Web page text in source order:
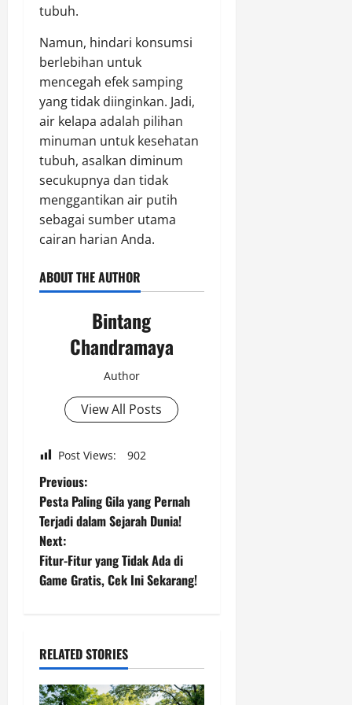
tubuh.
Namun, hindari konsumsi
berlebihan untuk
mencegah efek samping
yang tidak diinginkan. Jadi,
air kelapa adalah pilihan
minuman untuk kesehatan
tubuh, asalkan diminum
secukupnya dan tidak
menggantikan air putih
sebagai sumber utama
cairan harian Anda.
ABOUT THE AUTHOR
Bintang
Chandramaya
Author
View All Posts
Post Views: 902
P
o
s
t
a
v
Previous:
Pesta Paling Gila yang Pernah
Terjadi dalam Sejarah Dunia!
Next:
Fitur-Fitur yang Tidak Ada di
Game Gratis, Cek Ini Sekarang!
RELATED STORIES